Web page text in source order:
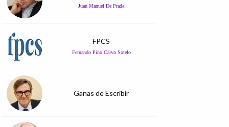
Juan Manuel De Prada
FPCS
Fernando Pino Calvo Sotelo
Ganas de Escribir